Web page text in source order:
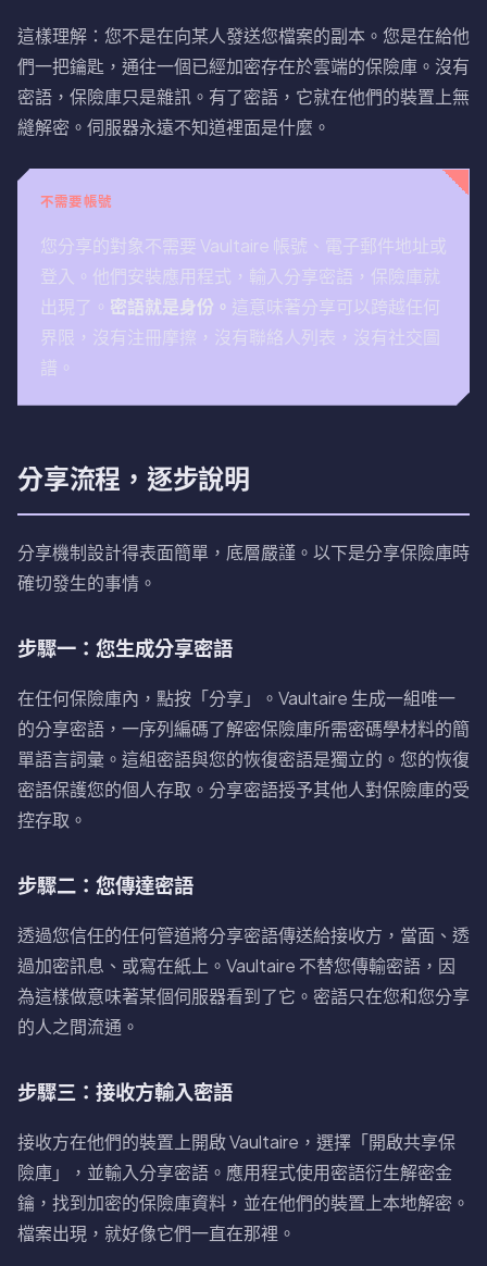
這樣理解：您不是在向某人發送您檔案的副本。您是在給他
們一把鑰匙，通往一個已經加密存在於雲端的保險庫。沒有
密語，保險庫只是雜訊。有了密語，它就在他們的裝置上無
縫解密。伺服器永遠不知道裡面是什麼。
不需要帳號
您分享的對象不需要 Vaultaire 帳號、電子郵件地址或
登入。他們安裝應用程式，輸入分享密語，保險庫就
出現了。 密語就是身份。 這意味著分享可以跨越任何
界限，沒有注冊摩擦，沒有聯絡人列表，沒有社交圖
譜。
分享流程，逐步說明
分享機制設計得表面簡單，底層嚴謹。以下是分享保險庫時
確切發生的事情。
步驟一：您生成分享密語
在任何保險庫內，點按「分享」。Vaultaire 生成一組唯一
的分享密語，一序列編碼了解密保險庫所需密碼學材料的簡
單語言詞彙。這組密語與您的恢復密語是獨立的。您的恢復
密語保護您的個人存取。分享密語授予其他人對保險庫的受
控存取。
步驟二：您傳達密語
透過您信任的任何管道將分享密語傳送給接收方，當面、透
過加密訊息、或寫在紙上。Vaultaire 不替您傳輸密語，因
為這樣做意味著某個伺服器看到了它。密語只在您和您分享
的人之間流通。
步驟三：接收方輸入密語
接收方在他們的裝置上開啟 Vaultaire，選擇「開啟共享保
險庫」，並輸入分享密語。應用程式使用密語衍生解密金
鑰，找到加密的保險庫資料，並在他們的裝置上本地解密。
檔案出現，就好像它們一直在那裡。